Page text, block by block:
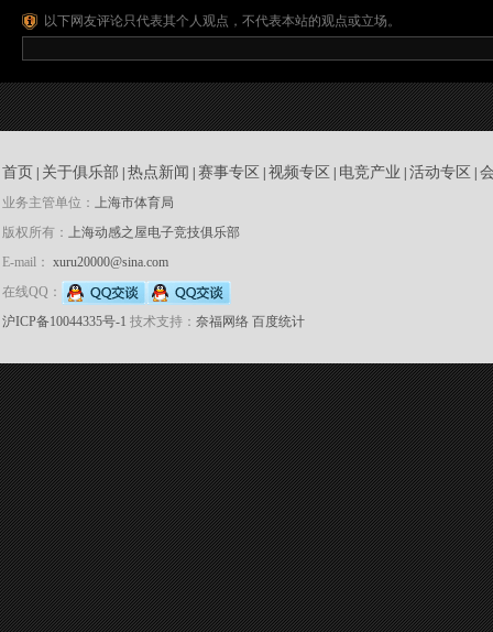
以下网友评论只代表其个人观点，不代表本站的观点或立场。
首页 关于俱乐部 热点新闻 赛事专区 视频专区 电竞产业 活动专区
业务主管单位： 上海市体育局
版权所有： 上海动感之屋电子竞技俱乐部
E-mail： xuru20000@sina.com
在线QQ：
沪ICP备10044335号-1 技术支持： 奈福网络 百度统计